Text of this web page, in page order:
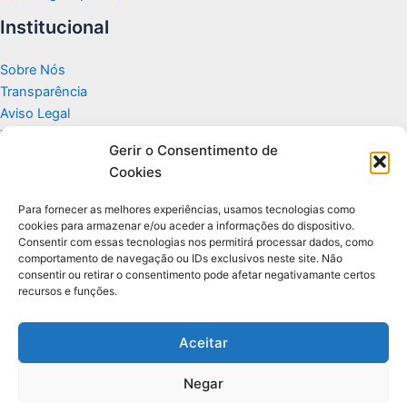
Gerir o Consentimento de
Cookies
Para fornecer as melhores experiências, usamos tecnologias como
cookies para armazenar e/ou aceder a informações do dispositivo.
Consentir com essas tecnologias nos permitirá processar dados, como
comportamento de navegação ou IDs exclusivos neste site. Não
consentir ou retirar o consentimento pode afetar negativamante certos
recursos e funções.
Aceitar
Negar
Institucional
Sobre Nós
Transparência
Aviso Legal
Termos de Uso
Politicas de Privacidade e Cookies
Apoio
Glossário de Tecnologia
Portal editorial independente sobre tecnologia, PC Gamer e guias